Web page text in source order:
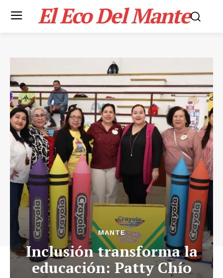
El Eco Del Mante
MANTE
Inclusión transforma la
educación: Patty Chío